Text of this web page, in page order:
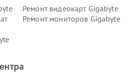
Ремонт видеокарт Gigabyte
Ремонт мониторов Gigabyte